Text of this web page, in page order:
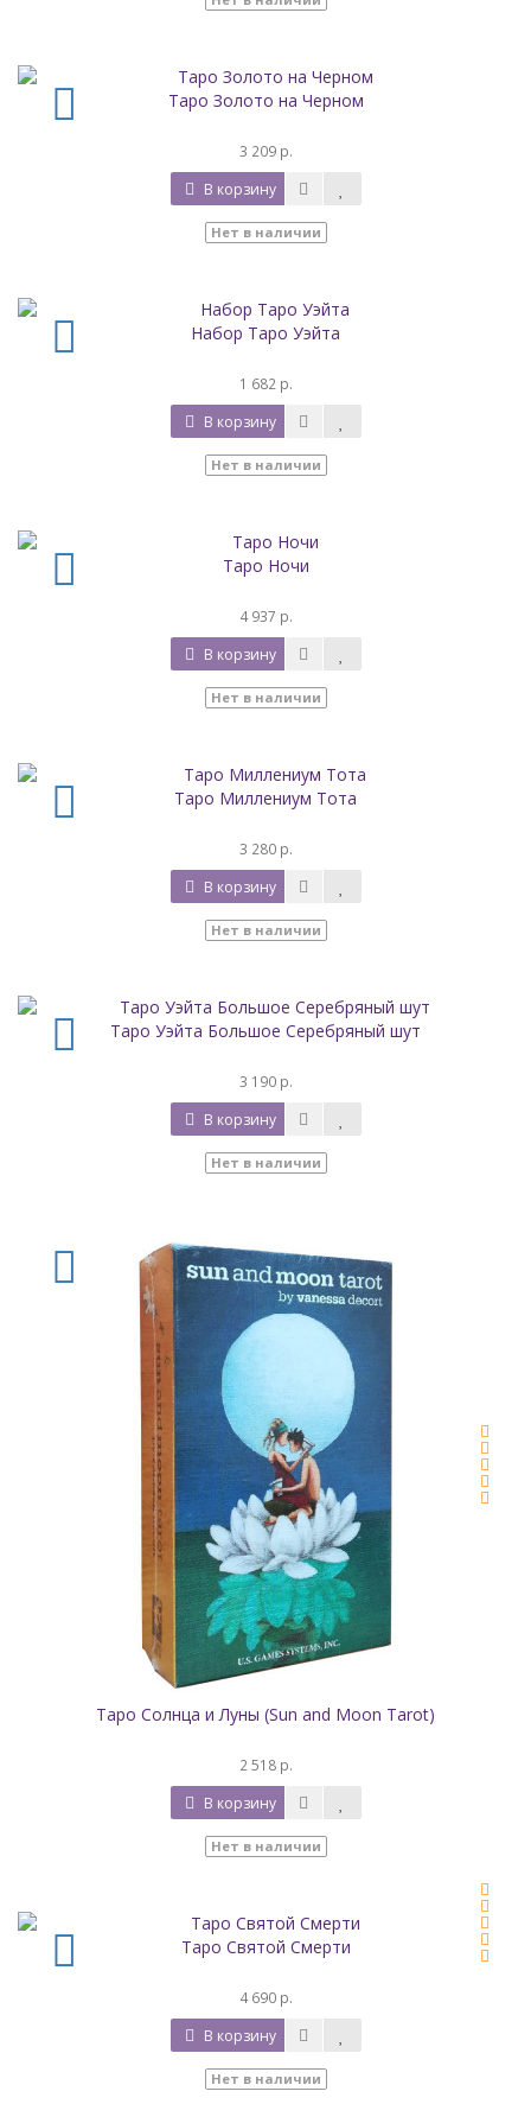
Таро Золото на Черном
3 209 р.
В корзину
Нет в наличии
Набор Таро Уэйта
1 682 р.
В корзину
Нет в наличии
Таро Ночи
4 937 р.
В корзину
Нет в наличии
Таро Миллениум Тота
3 280 р.
В корзину
Нет в наличии
Таро Уэйта Большое Серебряный шут
3 190 р.
В корзину
Нет в наличии
Таро Солнца и Луны (Sun and Moon Tarot)
2 518 р.
В корзину
Нет в наличии
Таро Святой Смерти
4 690 р.
В корзину
Нет в наличии